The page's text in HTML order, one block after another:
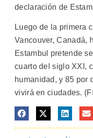
declaración de
Luego de la primera
Vancouver, Canadá,
Estambul pretende
cuarto del siglo XXI,
humanidad, y 85 por
vivirá en ciudades.